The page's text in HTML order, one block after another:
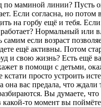
по маминой линии? Пусть
Если согласна, но потом
на горбу ещё и тебя.
Нормальный или
если возраст
ещё активны. Потом
и свою жизнь? Есть
в помощи с детьми,
просто устроить
вас предала, что ждали
Вы думаете,
какой-то момент вы